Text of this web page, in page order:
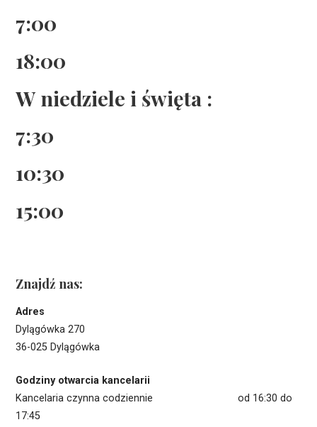
7:00
18:00
W niedziele i święta :
7:30
10:30
15:00
Znajdź nas:
Adres
Dylągówka 270
36-025 Dylągówka
Godziny otwarcia kancelarii
Kancelaria czynna codziennie od 16:30 do
17:45